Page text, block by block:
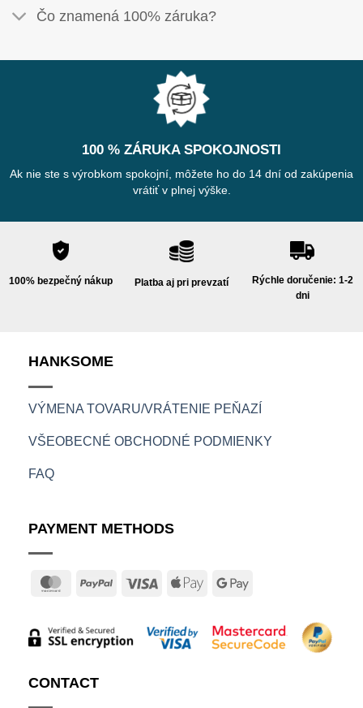
Čo znamená 100% záruka?
100 % ZÁRUKA SPOKOJNOSTI
Ak nie ste s výrobkom spokojní, môžete ho do 14 dní od zakúpenia
vrátiť v plnej výške.
100% bezpečný nákup Platba aj pri prevzatí
Rýchle doručenie: 1-2
dni
HANKSOME
VÝMENA TOVARU/VRÁTENIE PEŇAZÍ
VŠEOBECNÉ OBCHODNÉ PODMIENKY
FAQ
PAYMENT METHODS
MasterCardPayPal Visa
Apple
Google
CONTACT